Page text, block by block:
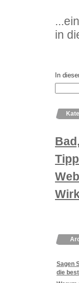
in
In
Sagen
die